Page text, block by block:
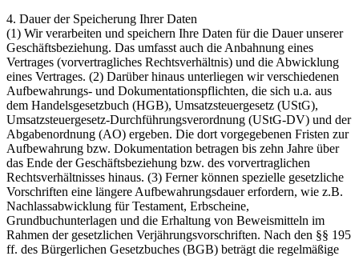
4. Dauer der Speicherung Ihrer Daten
(1) Wir verarbeiten und speichern Ihre Daten für die Dauer unserer
Geschäftsbeziehung. Das umfasst auch die Anbahnung eines
Vertrages (vorvertragliches Rechtsverhältnis) und die Abwicklung
eines Vertrages. (2) Darüber hinaus unterliegen wir verschiedenen
Aufbewahrungs- und Dokumentationspflichten, die sich u.a. aus
dem Handelsgesetzbuch (HGB), Umsatzsteuergesetz (UStG),
Umsatzsteuergesetz-Durchführungsverordnung (UStG-DV) und der
Abgabenordnung (AO) ergeben. Die dort vorgegebenen Fristen zur
Aufbewahrung bzw. Dokumentation betragen bis zehn Jahre über
das Ende der Geschäftsbeziehung bzw. des vorvertraglichen
Rechtsverhältnisses hinaus. (3) Ferner können spezielle gesetzliche
Vorschriften eine längere Aufbewahrungsdauer erfordern, wie z.B.
Nachlassabwicklung für Testament, Erbscheine,
Grundbuchunterlagen und die Erhaltung von Beweismitteln im
Rahmen der gesetzlichen Verjährungsvorschriften. Nach den §§ 195
ff. des Bürgerlichen Gesetzbuches (BGB) beträgt die regelmäßige